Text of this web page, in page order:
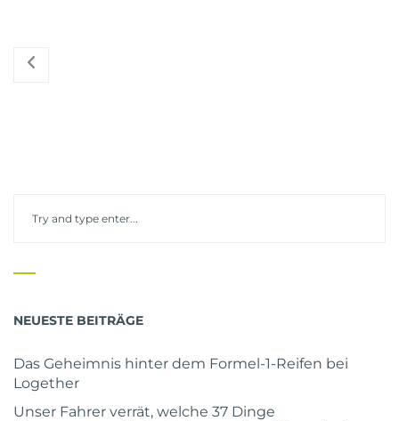
NEUESTE BEITRÄGE
Das Geheimnis hinter dem Formel-1-Reifen bei
Logether
Unser Fahrer verrät, welche 37 Dinge